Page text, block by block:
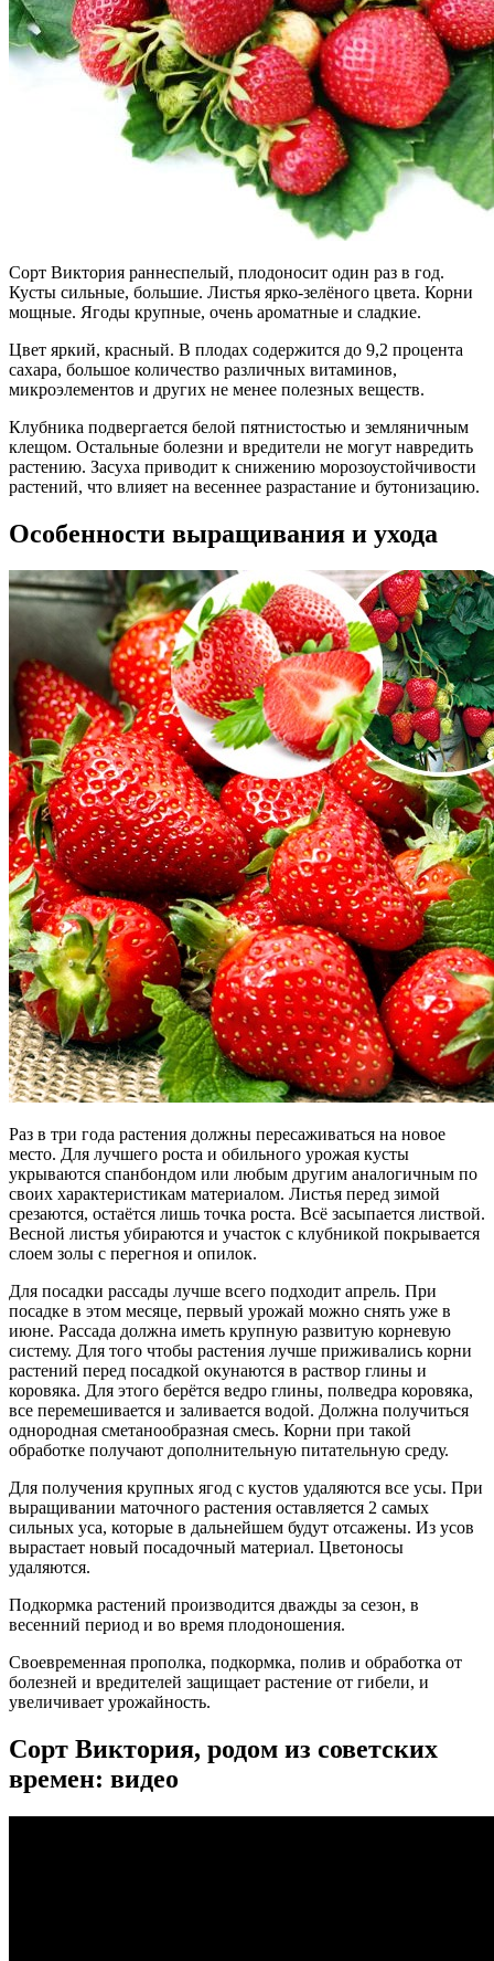
Сорт Виктория раннеспелый, плодоносит один раз в год.
Кусты сильные, большие. Листья ярко-зелёного цвета. Корни
мощные. Ягоды крупные, очень ароматные и сладкие.
Цвет яркий, красный. В плодах содержится до 9,2 процента
сахара, большое количество различных витаминов,
микроэлементов и других не менее полезных веществ.
Клубника подвергается белой пятнистостью и земляничным
клещом. Остальные болезни и вредители не могут навредить
растению. Засуха приводит к снижению морозоустойчивости
растений, что влияет на весеннее разрастание и бутонизацию.
Особенности выращивания и ухода
Раз в три года растения должны пересаживаться на новое
место. Для лучшего роста и обильного урожая кусты
укрываются спанбондом или любым другим аналогичным по
своих характеристикам материалом. Листья перед зимой
срезаются, остаётся лишь точка роста. Всё засыпается листвой.
Весной листья убираются и участок с клубникой покрывается
слоем золы с перегноя и опилок.
Для посадки рассады лучше всего подходит апрель. При
посадке в этом месяце, первый урожай можно снять уже в
июне. Рассада должна иметь крупную развитую корневую
систему. Для того чтобы растения лучше приживались корни
растений перед посадкой окунаются в раствор глины и
коровяка. Для этого берётся ведро глины, полведра коровяка,
все перемешивается и заливается водой. Должна получиться
однородная сметанообразная смесь. Корни при такой
обработке получают дополнительную питательную среду.
Для получения крупных ягод с кустов удаляются все усы. При
выращивании маточного растения оставляется 2 самых
сильных уса, которые в дальнейшем будут отсажены. Из усов
вырастает новый посадочный материал. Цветоносы
удаляются.
Подкормка растений производится дважды за сезон, в
весенний период и во время плодоношения.
Своевременная прополка, подкормка, полив и обработка от
болезней и вредителей защищает растение от гибели, и
увеличивает урожайность.
Сорт Виктория, родом из советских
времен: видео